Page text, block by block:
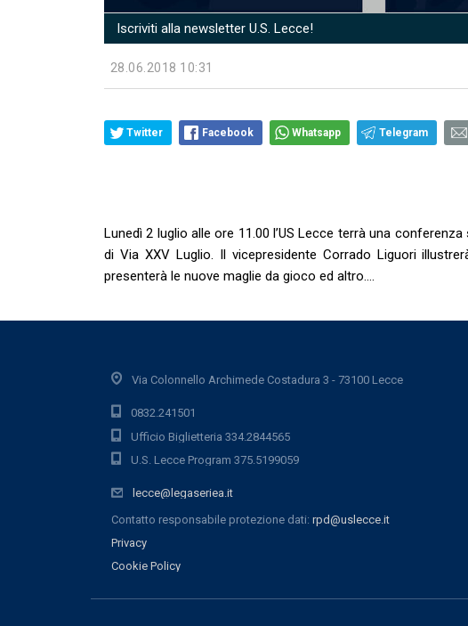
Iscriviti alla newsletter U.S. Lecce!
28.06.2018 10:31
Twitter Facebook Whatsapp Telegram
Lunedì 2 luglio alle ore 11.00 l’US Lecce terrà una
di Via XXV Luglio. Il vicepresidente Corrado Liguori
presenterà le nuove maglie da gioco ed altro….
Via Colonnello Archimede Costadura 3 - 73100 Lecce
0832.241501
Ufficio Biglietteria 334.2844565
U.S. Lecce Program 375.5199059
lecce@legaseriea.it
Contatto responsabile protezione dati: rpd@uslecce.it
Privacy
Cookie Policy